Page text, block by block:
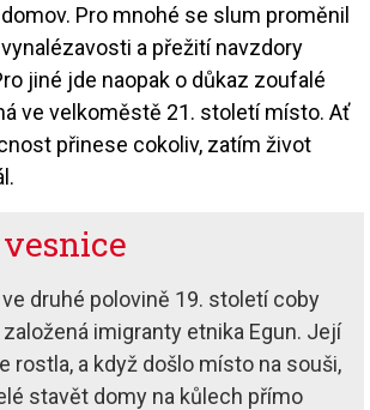
Pro mnohé se slum proměnil
a přežití navzdory
jiné jde naopak o důkaz zoufalé
ve velkoměstě 21. století místo. Ať
přinese cokoliv, zatím život
druhé polovině 19. století coby
imigranty etnika Egun. Její
rostla, a když došlo místo na souši,
stavět domy na kůlech přímo